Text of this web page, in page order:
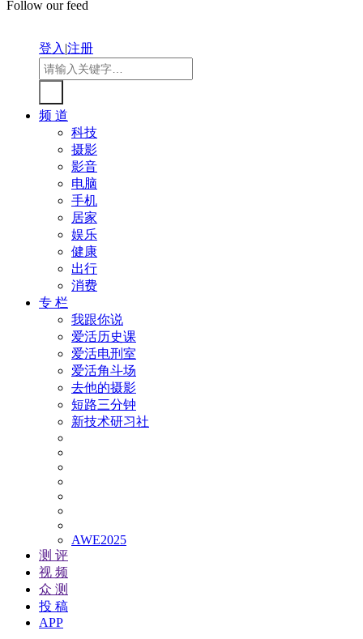
Follow our feed
登入|注册
频 道
科技
摄影
影音
电脑
手机
居家
娱乐
健康
出行
消费
专 栏
我跟你说
爱活历史课
爱活电刑室
爱活角斗场
去他的摄影
短路三分钟
新技术研习社
AWE2025
测 评
视 频
众 测
投 稿
APP